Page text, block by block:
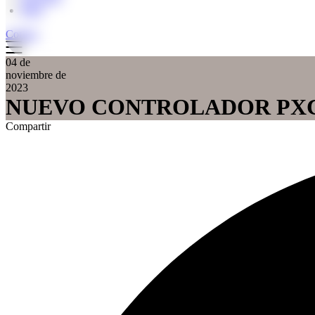
Cotizar
04 de
noviembre de
2023
NUEVO CONTROLADOR
Compartir